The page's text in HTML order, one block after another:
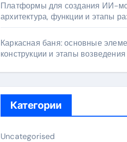
Платформы для создания ИИ-
архитектура, функции и этапы
Каркасная баня: основные
конструкции и этапы возведения
Категории
Uncategorised